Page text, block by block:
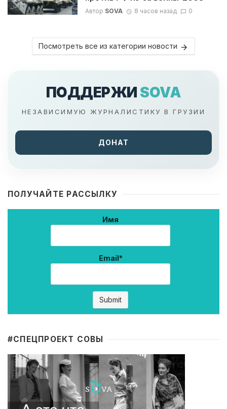
Автор SOVA 8 часов назад 0
Посмотреть все из категории новости
ПОДДЕРЖИ SOVA
НЕЗАВИСИМУЮ ЖУРНАЛИСТИКУ В ГРУЗИИ
ДОНАТ
ПОЛУЧАЙТЕ РАССЫЛКУ
Имя
Email*
#CПЕЦПРОЕКТ СОВЫ